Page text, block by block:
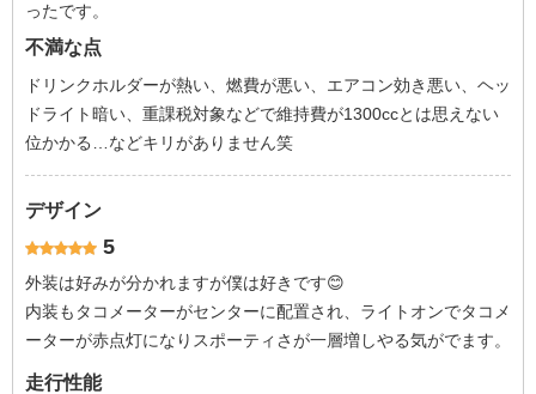
ったです。
不満な点
ドリンクホルダーが熱い、燃費が悪い、エアコン効き悪い、ヘッ
ドライト暗い、重課税対象などで維持費が1300ccとは思えない
位かかる…などキリがありません笑
デザイン
5
外装は好みが分かれますが僕は好きです😊
内装もタコメーターがセンターに配置され、ライトオンでタコメ
ーターが赤点灯になりスポーティさが一層増しやる気がでます。
走行性能